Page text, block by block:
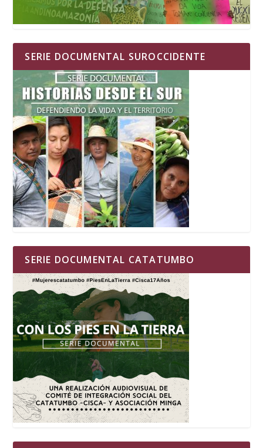
SERIE DOCUMENTAL SUROCCIDENTE
SERIE DOCUMENTAL CATATUMBO